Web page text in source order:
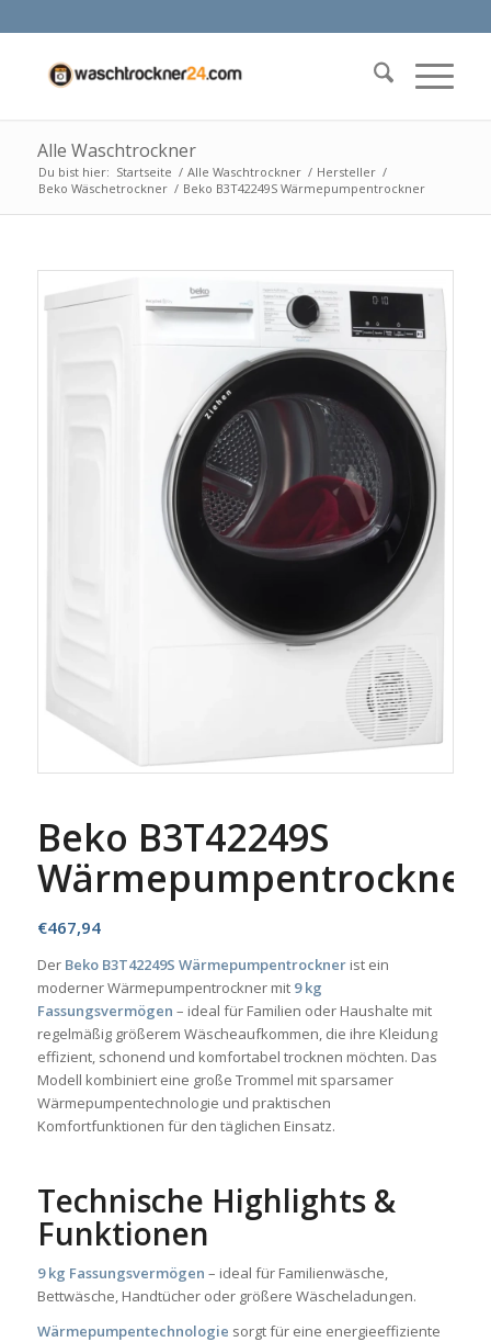
Alle Waschtrockner
Du bist hier: Startseite / Alle Waschtrockner / Hersteller /
Beko Wäschetrockner / Beko B3T42249S Wärmepumpentrockner
Beko B3T42249S
Wärmepumpentrockner
€467,94
Der Beko B3T42249S Wärmepumpentrocknerist ein
moderner Wärmepumpentrockner mit 9 kg
Fassungsvermögen – ideal für Familien oder Haushalte mit
regelmäßig größerem Wäscheaufkommen, die ihre Kleidung
effizient, schonend und komfortabel trocknen möchten. Das
Modell kombiniert eine große Trommel mit sparsamer
Wärmepumpentechnologie und praktischen
Komfortfunktionen für den täglichen Einsatz.
Technische Highlights &
Funktionen
9 kg Fassungsvermögen – ideal für Familienwäsche,
Bettwäsche, Handtücher oder größere Wäscheladungen.
Wärmepumpentechnologie sorgt für eine energieeffiziente